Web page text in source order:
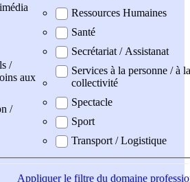
/
aux
/
Ressources Humaines
Santé
Secrétariat / Assistanat
Services à la personne / à la
collectivité
Spectacle
Sport
Transport / Logistique
Appliquerle filtre du domaine